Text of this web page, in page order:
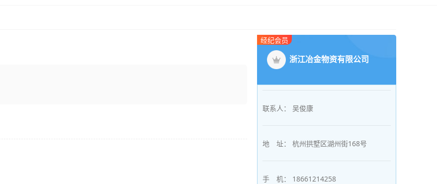
经纪会员
浙江冶金物资有限公司
联系人： 吴俊康
地 址： 杭州拱墅区湖州街168号
手 机： 18661214258